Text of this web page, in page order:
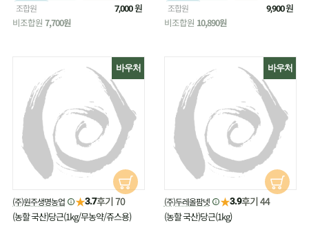
냉장
조합원 9,900원
비조합원 10,890원
냉장
조합원 7,000원
비조합원 7,700원
바우처
(주)두레올팜넷 ★3.9후기 44
(농할 국산)당근(1kg)
바우처
(주)원주생명농업 ★3.7후기 70
(농할 국산)당근(1kg/무농약/쥬스용)